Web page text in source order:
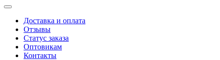
Доставка и оплата
Отзывы
Статус заказа
Оптовикам
Контакты